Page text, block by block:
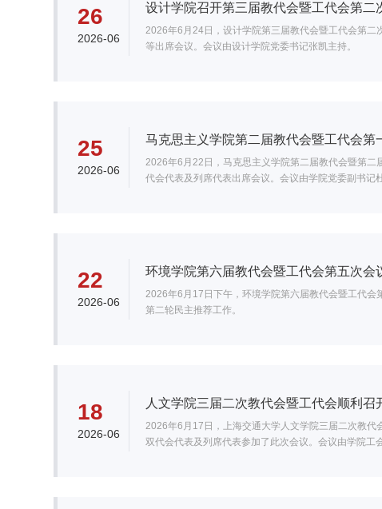
26
2026-06
设计学院召开第三届教代会暨工代会第二
2026年6月24日，设计学院第三届教代会暨工代会第
等出席会议。会议由设计学院党委书记张凯主持。
25
2026-06
马克思主义学院第二届教代会暨工代会第
2026年6月22日，马克思主义学院第二届教代会暨第
代会代表及列席代表出席会议。会议由学院党委副书记
22
2026-06
环境学院第六届教代会暨工代会第五次会
2026年6月17日下午，环境学院第六届教代会暨工代会
第二轮民主推荐工作。
18
2026-06
人文学院三届二次教代会暨工代会顺利召
2026年6月17日，上海交通大学人文学院三届二次教代
双代会代表及列席代表参加了此次会议。会议由学院工